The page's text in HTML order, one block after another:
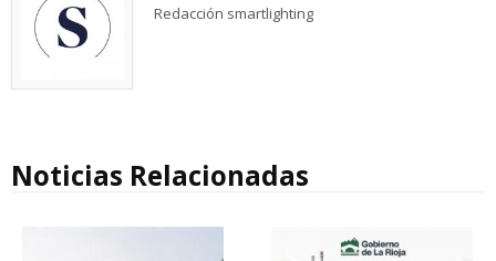
Redacción smartlighting
Noticias Relacionadas